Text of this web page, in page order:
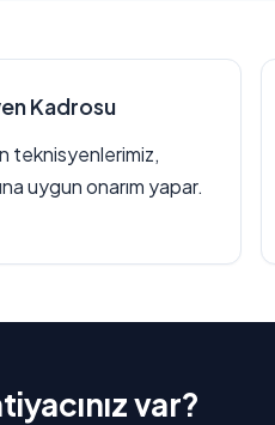
Kadrosu
teknisyenlerimiz,
uygun onarım yapar.
var?